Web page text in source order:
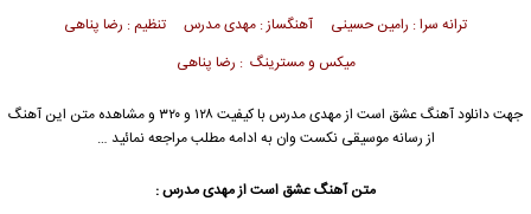
ترانه سرا : رامین حسینی آهنگساز : مهدی مدرس تنظیم : رضا پناهی
میکس و مسترینگ : رضا پناهی
جهت دانلود آهنگ عشق است ازمهدی مدرس
با کیفیت ۱۲۸ و ۳۲۰ و مشاهده متن این آهنگ
از رسانه موسیقی نکست وان به ادامه مطلب مراجعه نمائید …
متن آهنگ عشق است ازمهدی مدرس: